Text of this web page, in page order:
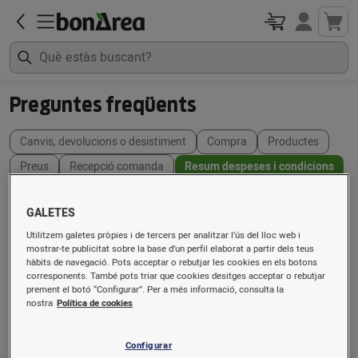
Preguntes freqüents
Canvis, devolucions o desistiment Compra
Productes
Preus
Recepció comanda
Resum despeses i condicions
Taula resum despeses adicionals a la
botiga online
Compra
mínima
Preparació Transport
GALETES
Utilitzem galetes pròpies i de tercers per analitzar l’ús del lloc web i
mostrar-te publicitat sobre la base d’un perfil elaborat a partir dels teus
hàbits de navegació. Pots acceptar o rebutjar les cookies en els botons
corresponents. També pots triar que cookies desitges acceptar o rebutjar
prement el botó “Configurar”. Per a més informació, consulta la
nostra Política de cookies
Configurar